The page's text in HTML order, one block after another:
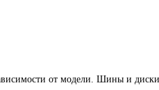
от модели. Шины и диски